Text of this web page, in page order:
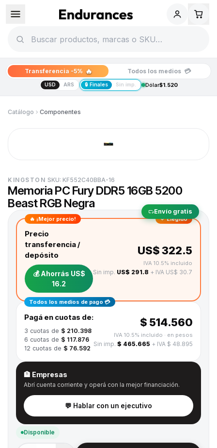
Transferencia -5% 🔥 Todos los medios 💳
USD ARS 🔒 Finales Sin imp. Dólar$1.520
Catálogo Componentes
KINGSTON SKU: KF552C40BBA-16
Memoria PC Fury DDR5 16GB 5200
Beast RGB Negra
Envío gratis
🔥 ¡Mejor precio! ✓ Elegido
Precio
transferencia /
depósito
💰 Ahorrás US$
16.2
US$ 322.5
IVA 10.5% incluido
Sin imp. US$ 291.8 + IVA US$ 30.7
Todos los medios de pago 💳
Pagá en cuotas de:
3 cuotas de $ 210.398
6 cuotas de $ 117.876
12 cuotas de $ 76.592
$ 514.560
IVA 10.5% incluido · en pesos
Sin imp. $ 465.665 + IVA $ 48.895
🏦 Empresas
Abrí cuenta corriente y operá con la mejor financiación.
💬 Hablar con un ejecutivo
Disponible